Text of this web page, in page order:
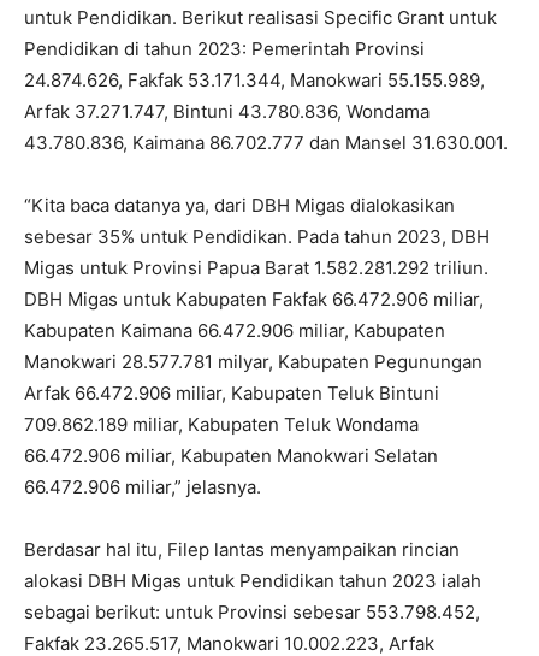
untuk Pendidikan. Berikut realisasi Specific Grant untuk
Pendidikan di tahun 2023: Pemerintah Provinsi
24.874.626, Fakfak 53.171.344, Manokwari 55.155.989,
Arfak 37.271.747, Bintuni 43.780.836, Wondama
43.780.836, Kaimana 86.702.777 dan Mansel 31.630.001.
“Kita baca datanya ya, dari DBH Migas dialokasikan
sebesar 35% untuk Pendidikan. Pada tahun 2023, DBH
Migas untuk Provinsi Papua Barat 1.582.281.292 triliun.
DBH Migas untuk Kabupaten Fakfak 66.472.906 miliar,
Kabupaten Kaimana 66.472.906 miliar, Kabupaten
Manokwari 28.577.781 milyar, Kabupaten Pegunungan
Arfak 66.472.906 miliar, Kabupaten Teluk Bintuni
709.862.189 miliar, Kabupaten Teluk Wondama
66.472.906 miliar, Kabupaten Manokwari Selatan
66.472.906 miliar,” jelasnya.
Berdasar hal itu, Filep lantas menyampaikan rincian
alokasi DBH Migas untuk Pendidikan tahun 2023 ialah
sebagai berikut: untuk Provinsi sebesar 553.798.452,
Fakfak 23.265.517, Manokwari 10.002.223, Arfak